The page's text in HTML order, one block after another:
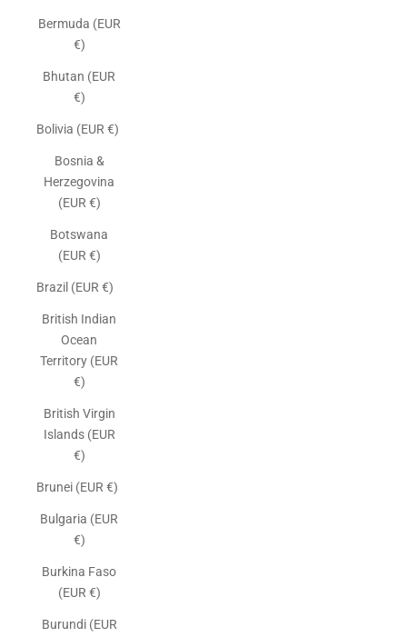
Bermuda (EUR
€)
Bhutan (EUR
€)
Bolivia (EUR €)
Bosnia &
Herzegovina
(EUR €)
Botswana
(EUR €)
Brazil (EUR €)
British Indian
Ocean
Territory (EUR
€)
British Virgin
Islands (EUR
€)
Brunei (EUR €)
Bulgaria (EUR
€)
Burkina Faso
(EUR €)
Burundi (EUR